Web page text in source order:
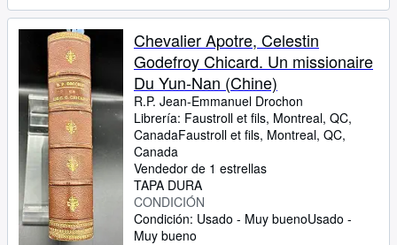
Chevalier Apotre, Celestin
Godefroy Chicard. Un missionaire
Du Yun-Nan (Chine)
R.P. Jean-Emmanuel Drochon
Librería: Faustroll et fils, Montreal, QC,
CanadaFaustroll et fils, Montreal, QC,
Canada
Vendedor de 1 estrellas
TAPA DURA
CONDICIÓN
Condición: Usado - Muy buenoUsado -
Muy bueno